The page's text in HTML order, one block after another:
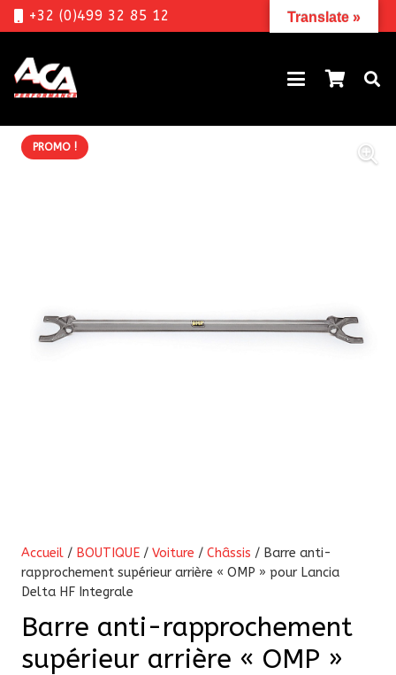
+32 (0)499 32 85 12
PROMO !
Accueil / BOUTIQUE / Voiture / Châssis / Barre anti-
rapprochement supérieur arrière « OMP » pour Lancia
Delta HF Integrale
Barre anti-rapprochement
supérieur arrière « OMP »
Translate »